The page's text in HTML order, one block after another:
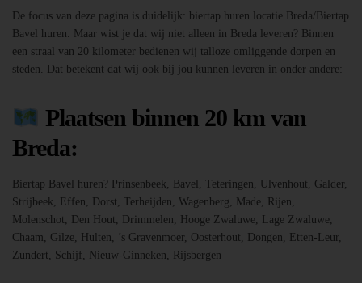
De focus van deze pagina is duidelijk: biertap huren locatie Breda/Biertap
Bavel huren. Maar wist je dat wij niet alleen in Breda leveren? Binnen
een straal van 20 kilometer bedienen wij talloze omliggende dorpen en
steden. Dat betekent dat wij ook bij jou kunnen leveren in onder andere:
Plaatsen binnen 20 km van
Breda:
Biertap Bavel huren? Prinsenbeek, Bavel, Teteringen, Ulvenhout, Galder,
Strijbeek, Effen, Dorst, Terheijden, Wagenberg, Made, Rijen,
Molenschot, Den Hout, Drimmelen, Hooge Zwaluwe, Lage Zwaluwe,
Chaam, Gilze, Hulten, ’s Gravenmoer, Oosterhout, Dongen, Etten-Leur,
Zundert, Schijf, Nieuw-Ginneken, Rijsbergen